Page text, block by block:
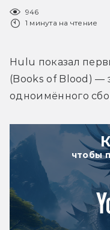
946
1 минута на чтение
Hulu показал
(Books of Blood) —
одноимённого
чтобы